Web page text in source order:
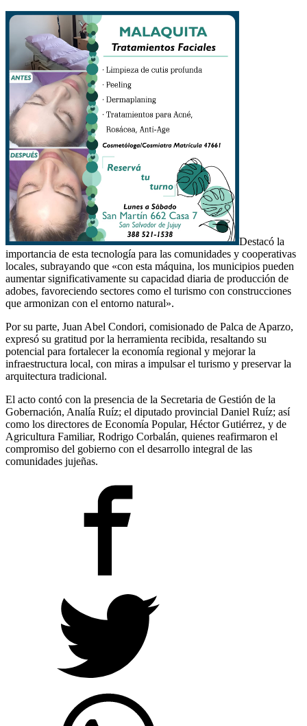
Destacó la
importancia de esta tecnología para las comunidades y cooperativas
locales, subrayando que «con esta máquina, los municipios pueden
aumentar significativamente su capacidad diaria de producción de
adobes, favoreciendo sectores como el turismo con construcciones
que armonizan con el entorno natural».
Por su parte, Juan Abel Condori, comisionado de Palca de Aparzo,
expresó su gratitud por la herramienta recibida, resaltando su
potencial para fortalecer la economía regional y mejorar la
infraestructura local, con miras a impulsar el turismo y preservar la
arquitectura tradicional.
El acto contó con la presencia de la Secretaria de Gestión de la
Gobernación, Analía Ruíz; el diputado provincial Daniel Ruíz; así
como los directores de Economía Popular, Héctor Gutiérrez, y de
Agricultura Familiar, Rodrigo Corbalán, quienes reafirmaron el
compromiso del gobierno con el desarrollo integral de las
comunidades jujeñas.